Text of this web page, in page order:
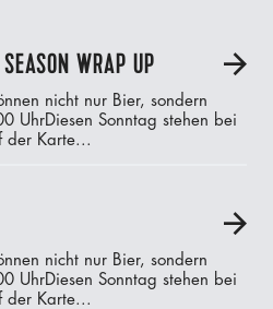
WRAP UP A
nicht nur Bier, sondern
UhrDiesen Sonntag stehen bei
der Karte...
A
nicht nur Bier, sondern
UhrDiesen Sonntag stehen bei
der Karte...